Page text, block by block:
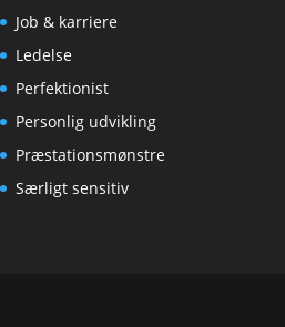
Job & karriere
Ledelse
Perfektionist
Personlig udvikling
Præstationsmønstre
Særligt sensitiv